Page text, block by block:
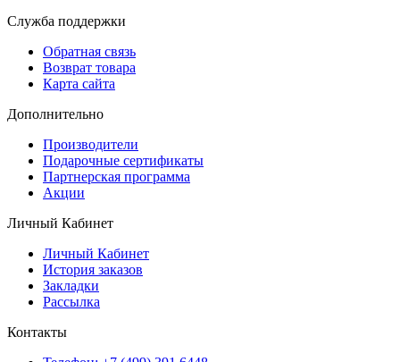
Служба поддержки
Обратная связь
Возврат товара
Карта сайта
Дополнительно
Производители
Подарочные сертификаты
Партнерская программа
Акции
Личный Кабинет
Личный Кабинет
История заказов
Закладки
Рассылка
Контакты